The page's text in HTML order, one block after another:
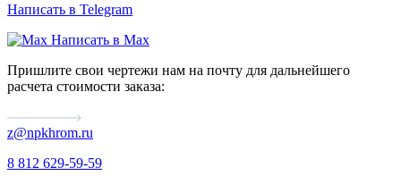
Написать в Telegram
Написать в Max
Пришлите свои чертежи нам на почту для дальнейшего
расчета стоимости заказа:
z@npkhrom.ru
8 812 629-59-59